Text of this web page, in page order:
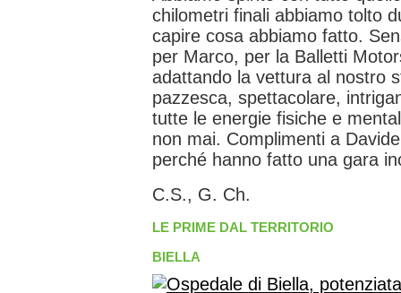
chilometri finali abbiamo tolto
capire cosa abbiamo fatto.
per Marco, per la Balletti
adattando la vettura al nostro
pazzesca, spettacolare,
tutte le energie fisiche e
non mai. Complimenti a
perché hanno fatto una gara
C.S., G. Ch.
LE PRIME DAL TERRITORIO
BIELLA